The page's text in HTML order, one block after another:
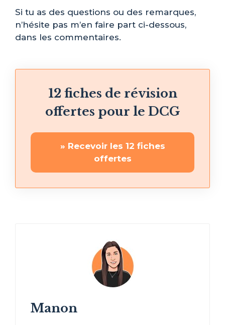
Si tu as des questions ou des remarques,
n’hésite pas m’en faire part ci-dessous,
dans les commentaires.
12 fiches de révision
offertes pour le DCG
» Recevoir les 12 fiches
offertes
Manon